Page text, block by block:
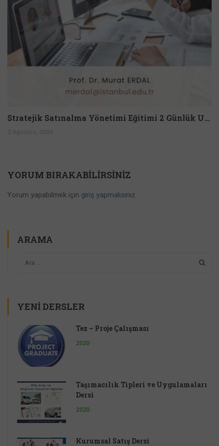
Stratejik Satınalma Yönetimi Eğitimi 2 Günlük Uzmanlık Programı
YORUM BIRAKABILIRSINIZ
Yorum yapabilmek için giriş yapmalısınız.
ARAMA
YENI DERSLER
Tez – Proje Çalışması
2020
Taşımacılık Tipleri ve Uygulamaları
Dersi
2020
Kurumsal Satış Dersi